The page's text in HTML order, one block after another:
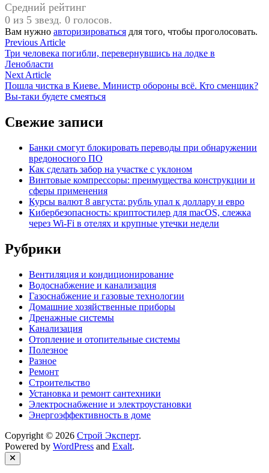
Средний рейтинг
0 из 5 звезд. 0 голосов.
Вам нужно авторизироваться для того, чтобы проголосовать.
Навигация
по
записям
Previous ArticlePrevious
article:
Три человека погибли, перевернувшись на лодке в
Ленобласти
Next ArticleNext
article:
Пошла чистка в Киеве. Министр обороны всё. Кто сменщик?
Вы-таки будете смеяться
Свежие записи
Банки смогут блокировать переводы при обнаружении
вредоносного ПО
Как сделать забор на участке с уклоном
Винтовые компрессоры: преимущества конструкции и
сферы применения
Курсы валют 8 августа: рубль упал к доллару и евро
Кибербезопасность: криптостилер для macOS, слежка
через Wi-Fi в отелях и крупные утечки недели
Рубрики
Вентиляция и кондиционирование
Водоснабжение и канализация
Газоснабжение и газовые технологии
Домашние хозяйственные приборы
Дренажные системы
Канализация
Отопление и отопительные системы
Полезное
Разное
Ремонт
Строительство
Установка и ремонт сантехники
Электроснабжение и электроустановки
Энергоэффективность в доме
Copyright © 2026 Строй Эксперт.
Powered by WordPress and Exalt.
Close